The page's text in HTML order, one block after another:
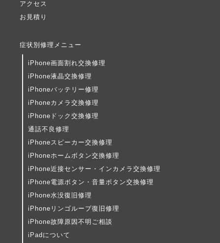
アクセス
お見積り
症状別修理メニュー
iPhone画面割れ交換修理
iPhone液晶交換修理
iPhoneバッテリー修理
iPhoneカメラ交換修理
iPhoneドック交換修理
通話不良修理
iPhoneスピーカー交換修理
iPhoneホームボタン交換修理
iPhone近接センサー・インカメラ交換修理
iPhone電源ボタン・音量ボタン交換修理
iPhone水没復旧修理
iPhoneリンゴループ復旧修理
iPhone故障原因不明ご相談
iPadについて